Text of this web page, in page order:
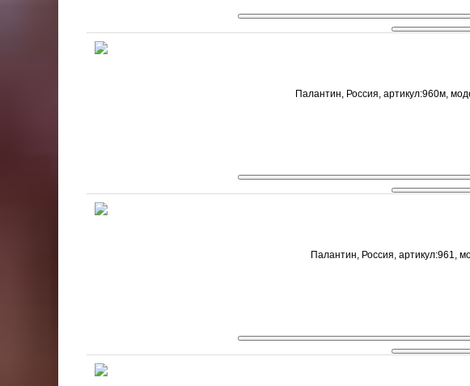
Палантин, Россия, артикул:960м,
Палантин, Россия, артикул:961,